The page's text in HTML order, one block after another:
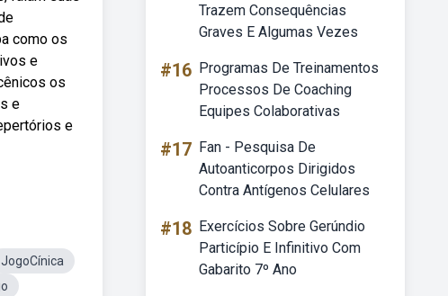
como os
e
os
e
e
JogoCínica
Trazem Consequências
Graves E Algumas Vezes
#16 Programas De Treinamentos
Processos De Coaching
Equipes Colaborativas
#17 Fan - Pesquisa De
Autoanticorpos Dirigidos
Contra Antígenos Celulares
#18 Exercícios Sobre Gerúndio
Particípio E Infinitivo Com
Gabarito 7º Ano